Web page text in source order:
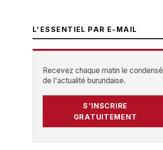
L'ESSENTIEL PAR E-MAIL
Recevez chaque matin le condensé
de l'actualité burundaise.
S'INSCRIRE
GRATUITEMENT